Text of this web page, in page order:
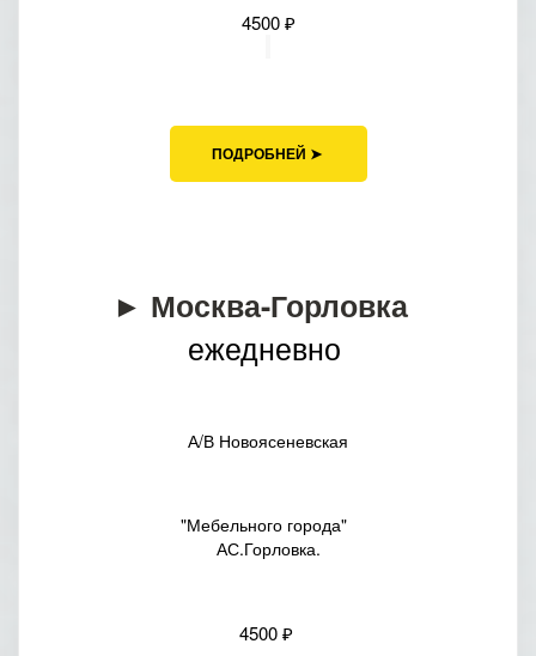
4500₽
ПОДРОБНЕЙ ➤
► Москва-Горловка
ежедневно
А/В Новоясеневская
"Мебельного города"
АС.Горловка.
4500 ₽